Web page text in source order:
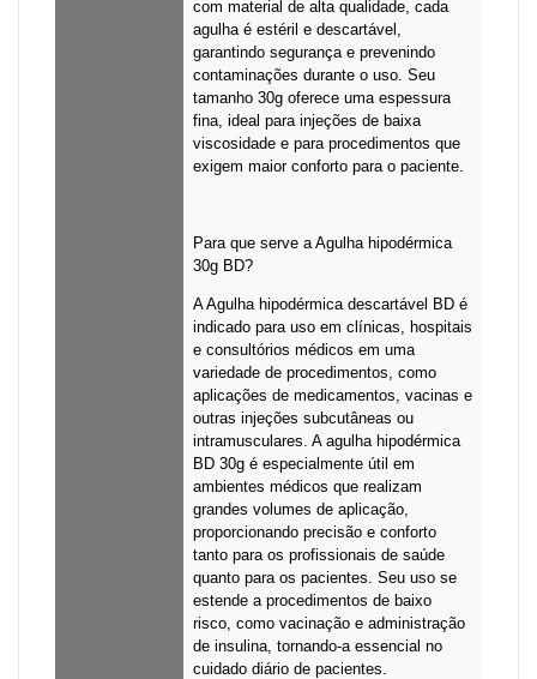
com material de alta qualidade, cada
agulha é estéril e descartável,
garantindo segurança e prevenindo
contaminações durante o uso. Seu
tamanho 30g oferece uma espessura
fina, ideal para injeções de baixa
viscosidade e para procedimentos que
exigem maior conforto para o paciente.
Para que serve a Agulha hipodérmica
30g BD?
A Agulha hipodérmica descartável BD é
indicado para uso em clínicas, hospitais
e consultórios médicos em uma
variedade de procedimentos, como
aplicações de medicamentos, vacinas e
outras injeções subcutâneas ou
intramusculares. A agulha hipodérmica
BD 30g é especialmente útil em
ambientes médicos que realizam
grandes volumes de aplicação,
proporcionando precisão e conforto
tanto para os profissionais de saúde
quanto para os pacientes. Seu uso se
estende a procedimentos de baixo
risco, como vacinação e administração
de insulina, tornando-a essencial no
cuidado diário de pacientes.